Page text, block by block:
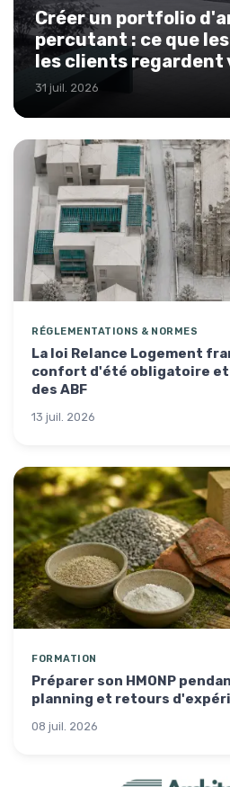
Créer un portfolio
percutant : ce que
les clients regardent
31 juil. 2026
RÉGLEMENTATIONS & NORMES
La loi Relance Logement
confort d'été obligatoire
des ABF
13 juil. 2026
FORMATION
Préparer son HMONP
planning et retours
08 juil. 2026